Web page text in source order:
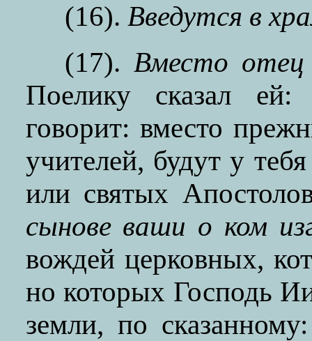
(16). Введутся в
(17). Вместо
Поелику сказал
говорит: вместо
учителей, будут у
или святых
сынове ваши о ком
вождей церковных,
но которых Господь
земли, по